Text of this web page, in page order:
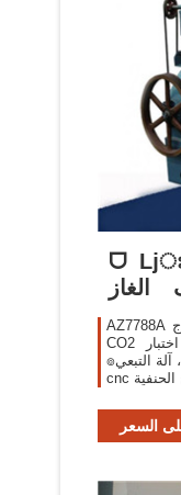
ᗜ ǈഃغاز تبريد الفريون كاشف
AZ7788A ثاني أكسيد الكربون كاشف مصنع نموذج
CO2 الغاز اختبار إنذار الاتجاه مسجل اختبار ...
๏الفرنسية نمط مخصص معدن المسمار ، آلة التبعي ،
cnc أجزاء ... ②النحاس سحب بالوعة المطبخ الحنفية
السعر